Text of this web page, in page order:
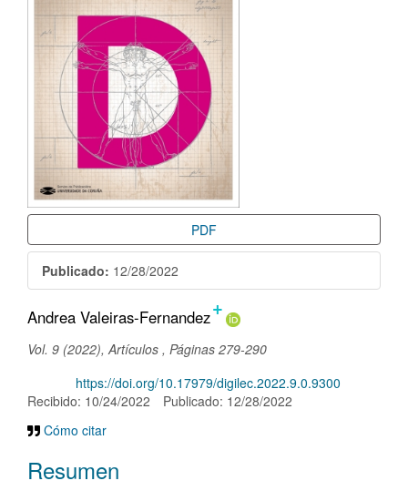
PDF
Publicado: 12/28/2022
Contenido
principal
artículo
Andrea Valeiras-Fernandez+
Vol. 9 (2022), Artículos , Páginas 279-290
https://doi.org/10.17979/digilec.2022.9.0.9300
Recibido: 10/24/2022
Publicado: 12/28/2022
Cómo citar
Resumen